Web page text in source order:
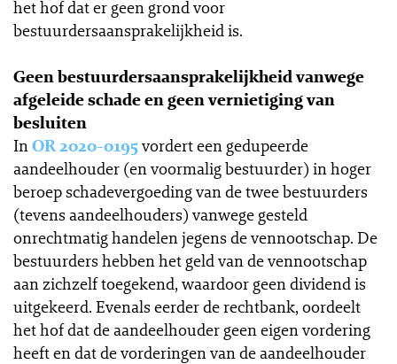
het hof dat er geen grond voor
bestuurdersaansprakelijkheid is.
Geen bestuurdersaansprakelijkheid vanwege
afgeleide schade en geen vernietiging van
besluiten
InOR 2020-0195vordert een gedupeerde
aandeelhouder (en voormalig bestuurder) in hoger
beroep schadevergoeding van de twee bestuurders
(tevens aandeelhouders) vanwege gesteld
onrechtmatig handelen jegens de vennootschap. De
bestuurders hebben het geld van de vennootschap
aan zichzelf toegekend, waardoor geen dividend is
uitgekeerd. Evenals eerder de rechtbank, oordeelt
het hof dat de aandeelhouder geen eigen vordering
heeft en dat de vorderingen van de aandeelhouder